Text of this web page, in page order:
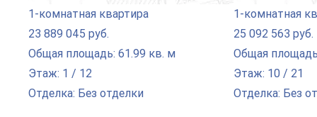
1-комнатная квартира
23 889 045 руб.
Общая площадь: 61.99 кв. м
Этаж: 1 / 12
Отделка: Без отделки
1-комнатная
25 092 563 руб.
Общая
Этаж: 10 / 21
Отделка: Без